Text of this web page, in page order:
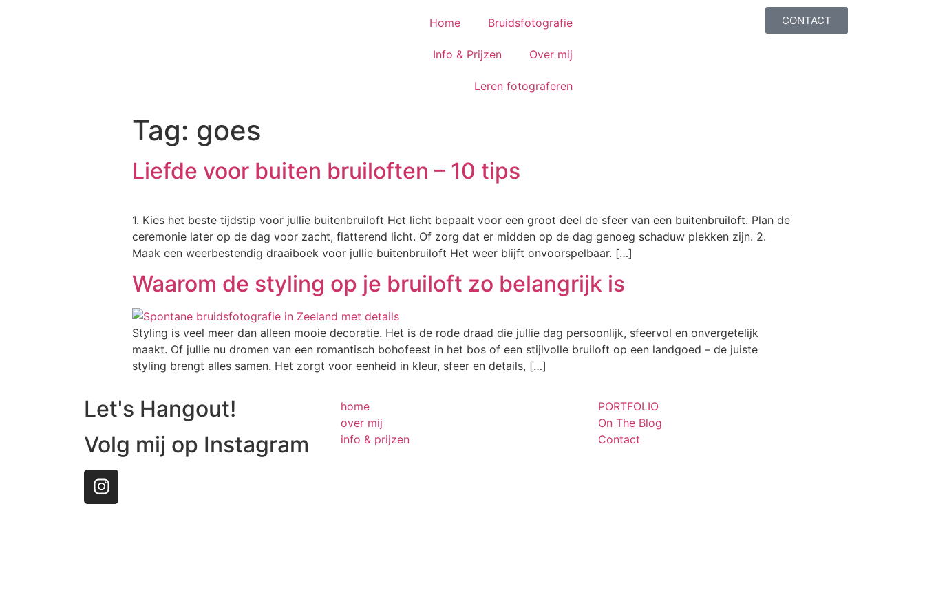
Home Bruidsfotografie
Info & Prijzen Over mij
Leren fotograferen
CONTACT
Tag: goes
Liefde voor buiten bruiloften – 10 tips
1. Kies het beste tijdstip voor jullie buitenbruiloft Het licht bepaalt voor een groot deel de sfeer van een buitenbruiloft. Plan de
ceremonie later op de dag voor zacht, flatterend licht. Of zorg dat er midden op de dag genoeg schaduw plekken zijn. 2.
Maak een weerbestendig draaiboek voor jullie buitenbruiloft Het weer blijft onvoorspelbaar. […]
Waarom de styling op je bruiloft zo belangrijk is
Styling is veel meer dan alleen mooie decoratie. Het is de rode draad die jullie dag persoonlijk, sfeervol en onvergetelijk
maakt. Of jullie nu dromen van een romantisch bohofeest in het bos of een stijlvolle bruiloft op een landgoed – de juiste
styling brengt alles samen. Het zorgt voor eenheid in kleur, sfeer en details, […]
Let's Hangout!
Volg mij op Instagram
home
over mij
info & prijzen
PORTFOLIO
On The Blog
Contact